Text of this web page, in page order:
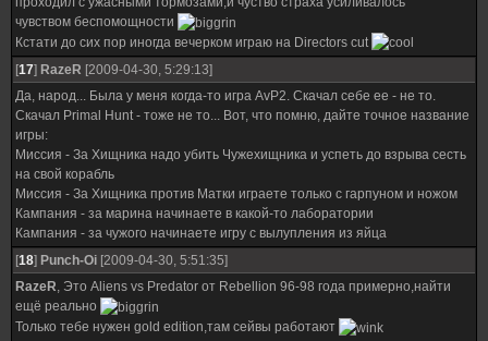
чувством беспомощности
Кстати до сих пор иногда вечерком играю на Directors cut
[17] RazeR [2009-04-30, 5:29:13]
Да, народ... Была у меня когда-то игра AvP2. Скачал себе ее - не то.
Скачал Primal Hunt - тоже не то... Вот, что помню, дайте точное название
игры:
Миссия - За Хищника надо убить Чужехищника и успеть до взрыва сесть
на свой корабль
Миссия - За Хищника против Матки играете только с гарпуном и ножом
Кампания - за марина начинаете в какой-то лаборатории
Кампания - за чужого начинаете игру с вылупления из яйца
[18] Punch-Oi [2009-04-30, 5:51:35]
RazeR, Это Aliens vs Predator от Rebellion 96-98 года примерно,найти
ещё реально
Только тебе нужен gold edition,там сейвы работают